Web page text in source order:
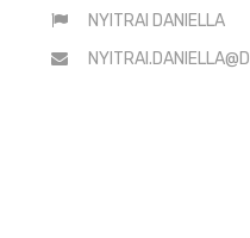
NYITRAI DANIELLA